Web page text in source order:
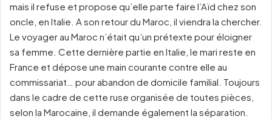
mais il refuse et propose qu’elle parte faire l’Aïd chez son
oncle, en Italie. A son retour du Maroc, il viendra la chercher.
Le voyager au Maroc n’était qu’un prétexte pour éloigner
sa femme. Cette dernière partie en Italie, le mari reste en
France et dépose une main courante contre elle au
commissariat… pour abandon de domicile familial. Toujours
dans le cadre de cette ruse organisée de toutes pièces,
selon la Marocaine, il demande également la séparation.